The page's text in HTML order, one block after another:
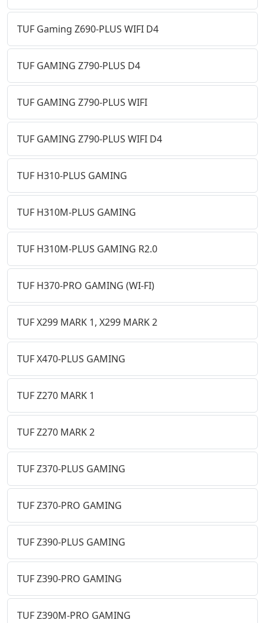
TUF Gaming Z690-PLUS WIFI D4
TUF GAMING Z790-PLUS D4
TUF GAMING Z790-PLUS WIFI
TUF GAMING Z790-PLUS WIFI D4
TUF H310-PLUS GAMING
TUF H310M-PLUS GAMING
TUF H310M-PLUS GAMING R2.0
TUF H370-PRO GAMING (WI-FI)
TUF X299 MARK 1, X299 MARK 2
TUF X470-PLUS GAMING
TUF Z270 MARK 1
TUF Z270 MARK 2
TUF Z370-PLUS GAMING
TUF Z370-PRO GAMING
TUF Z390-PLUS GAMING
TUF Z390-PRO GAMING
TUF Z390M-PRO GAMING